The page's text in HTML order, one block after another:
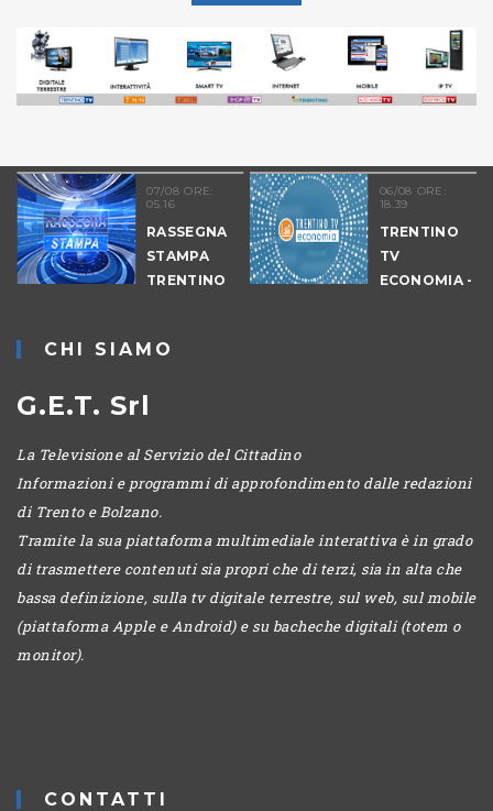
07/08 ORE:
05.16
RASSEGNA
STAMPA
TRENTINO
06/08 ORE:
18.39
TRENTINO
TV
ECONOMIA -
CHI SIAMO
G.E.T. Srl
La Televisione al Servizio del Cittadino
Informazioni e programmi di approfondimento dalle redazioni
di Trento e Bolzano.
Tramite la sua piattaforma multimediale interattiva è in grado
di trasmettere contenuti sia propri che di terzi, sia in alta che
bassa definizione, sulla tv digitale terrestre, sul web, sul mobile
(piattaforma Apple e Android) e su bacheche digitali (totem o
monitor).
CONTATTI